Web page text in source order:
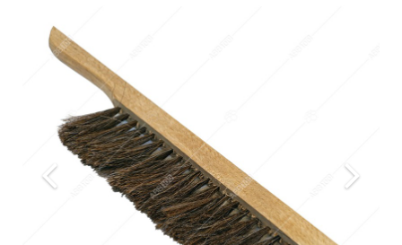
Про нас
Каталог
Доставка і оплата
Новини